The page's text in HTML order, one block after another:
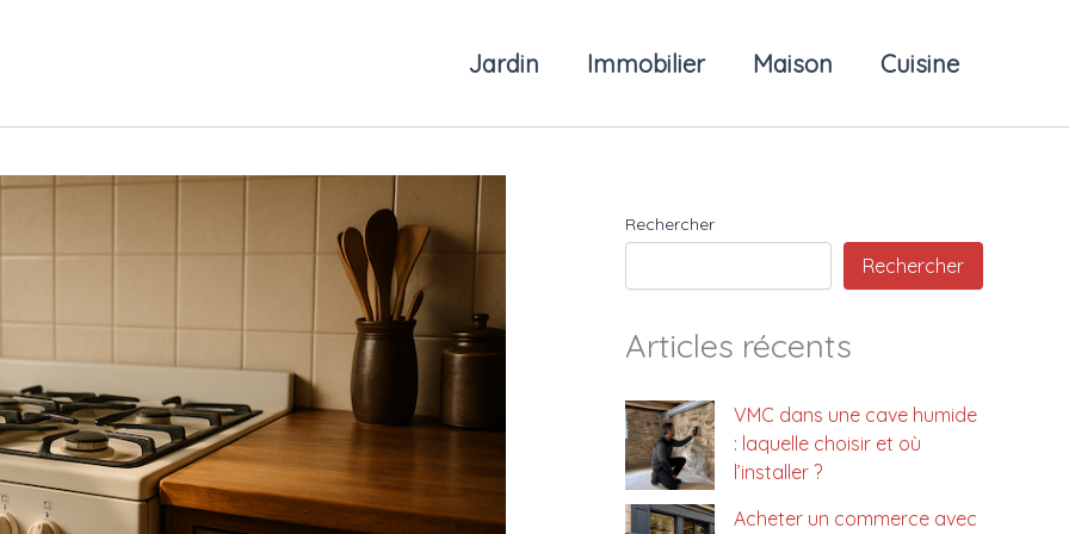
Jardin Immobilier Maison Cuisine
Rechercher
Rechercher
Articles récents
VMC dans une cave humide
: laquelle choisir et où
l’installer ?
Acheter un commerce avec